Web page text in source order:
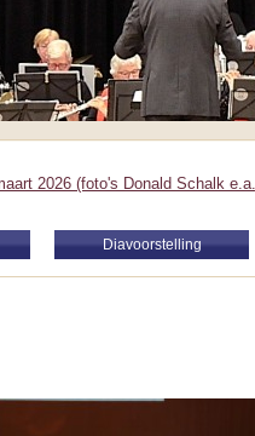
2026 (foto's Donald Schalk
Diavoorstelling